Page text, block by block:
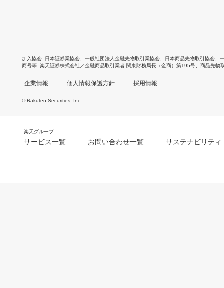
加入協会 日本証券業協会 一般社団法人金融先物取引業協会 日本商品先物取引協会
商号等 楽天証券株式会社／金融商品取引業者 関東財務局長（金商）第195号、商品先物
企業情報 個人情報保護方針 採用情報
© Rakuten Securities, Inc.
楽天グループ
サービス一覧 お問い合わせ一覧 サステナビリティ